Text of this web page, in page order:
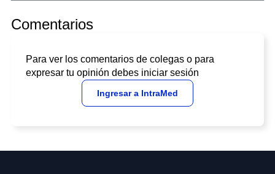
Comentarios
Para ver los comentarios de colegas o para
expresar tu opinión debes iniciar sesión
Ingresar a IntraMed